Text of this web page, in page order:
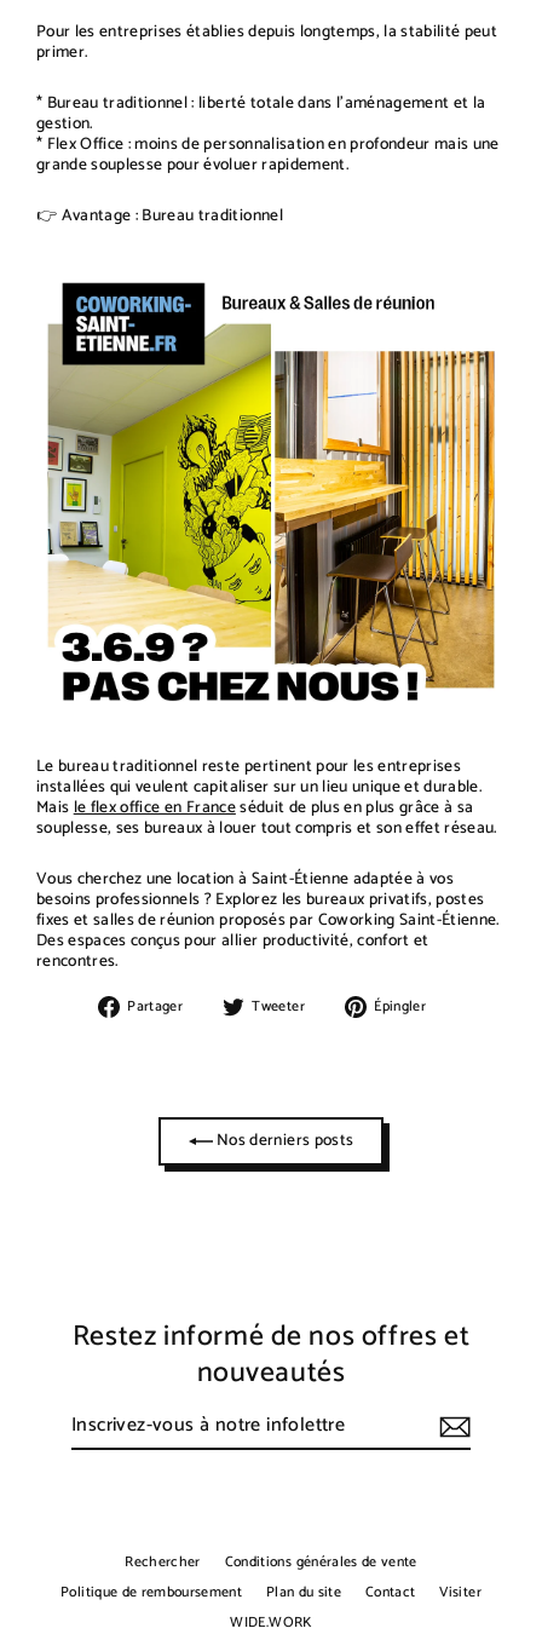
Pour les entreprises établies depuis longtemps, la stabilité peut
primer.
* Bureau traditionnel : liberté totale dans l’aménagement et la
gestion.
* Flex Office : moins de personnalisation en profondeur mais une
grande souplesse pour évoluer rapidement.
👉 Avantage : Bureau traditionnel
Le bureau traditionnel reste pertinent pour les entreprises
installées qui veulent capitaliser sur un lieu unique et durable.
Maisle flex office en Franceséduit de plus en plus grâce à sa
souplesse, ses bureaux à louer tout compris et son effet réseau.
Vous cherchez une location à Saint-Étienne adaptée à vos
besoins professionnels ? Explorez les bureaux privatifs, postes
fixes et salles de réunion proposés par Coworking Saint-Étienne.
Des espaces conçus pour allier productivité, confort et
rencontres.
Partager PartagerTweeter Tweeter Épingler
Nos derniers posts
Restez informé de nos offres et
nouveautés
Inscrivez-
S'inscrire
Rechercher
Conditions générales de vente
Politique de remboursement
Plan du site Contact
Visiter
WIDE.WORK